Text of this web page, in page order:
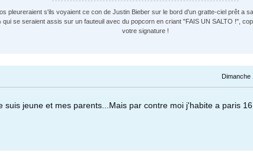
pleureraient s'ils voyaient ce con de Justin Bieber sur le bord d'un gratte-ciel prêt a
qui se seraient assis sur un fauteuil avec du popcorn en criant "FAIS UN SALTO !",
votre signature !
Dimanche
suis jeune et mes parents...Mais par contre moi j'habite a paris